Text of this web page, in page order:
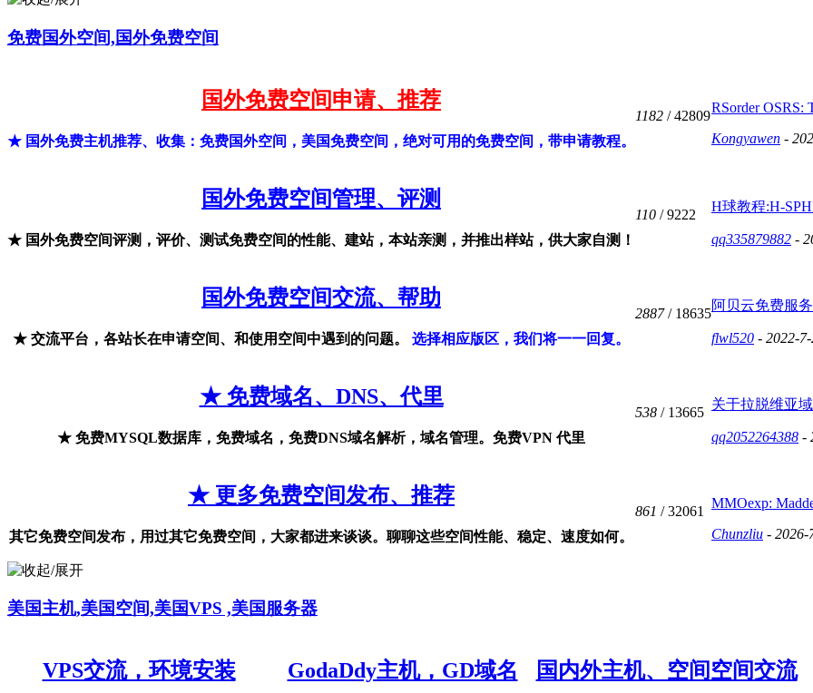
免费国外空间,国外免费空间
国外免费空间申请、推荐
★ 国外免费主机推荐、收集：免费国外空间，美国免费空间，绝对可用的免费空间，带申请教程。
1182 / 42809
RSorder OSRS:
Kongyawen -
国外免费空间管理、评测
★ 国外免费空间评测，评价、测试免费空间的性能、建站，本站亲测，并推出样站，供大家自测！
110 / 9222
H球教程:H-
qq335879882 -
国外免费空间交流、帮助
★ 交流平台，各站长在申请空间、和使用空间中遇到的问题。 选择相应版区，我们将一一回复。
2887/ 18635
阿贝云免费服
flwl520 - 2022-
★ 免费域名、DNS、代里
★ 免费MYSQL数据库，免费域名，免费DNS域名解析，域名管理。免费VPN 代里
538 / 13665
关于拉脱维亚
qq2052264388 -
★ 更多免费空间发布、推荐
其它免费空间发布，用过其它免费空间，大家都进来谈谈。聊聊这些空间性能、稳定、速度如何。
861 / 32061
MMOexp:
Chunzliu - 2026-
美国主机,美国空间,美国VPS ,美国服务器
VPS交流，环境安装 GodaDdy主机，GD域名 国内外主机、空间空间交流